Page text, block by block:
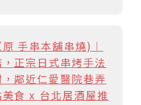
手串本舖串燒)︱
正宗日式串烤手法
鄰近仁愛醫院巷弄
食 x 台北居酒屋推